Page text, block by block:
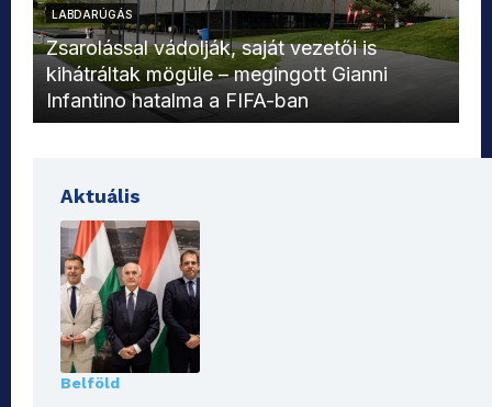
LABDARÚGÁS
Zsarolással vádolják, saját vezetői is
kihátráltak mögüle – megingott Gianni
Infantino hatalma a FIFA-ban
Aktuális
Belföld